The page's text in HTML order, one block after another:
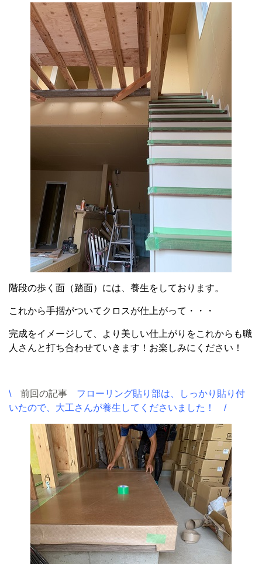
階段の歩く面（踏面）には、養生をしております。
これから手摺がついてクロスが仕上がって・・・
完成をイメージして、より美しい仕上がりをこれからも職
人さんと打ち合わせていきます！お楽しみにください！
\ 前回の記事 フローリング貼り部は、しっかり貼り付
いたので、大工さんが養生してくださいました！ /